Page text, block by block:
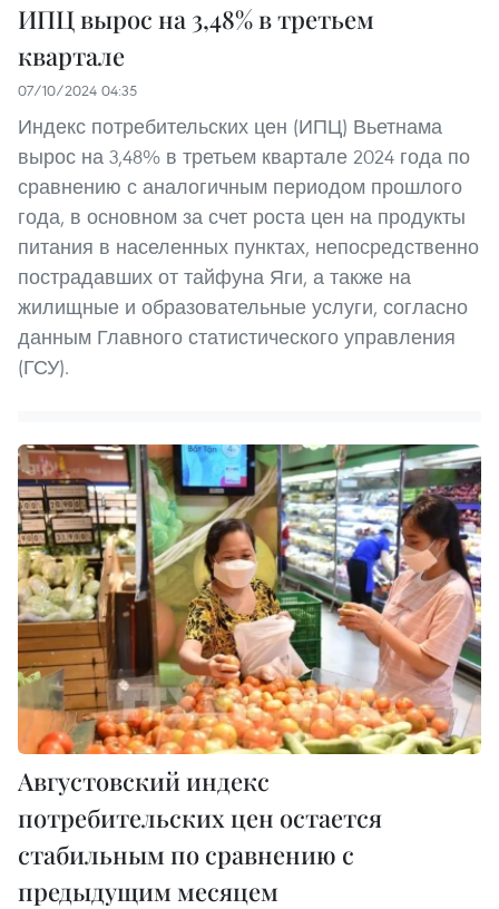
ИПЦ вырос на 3,48% в третьем
квартале
07/10/2024 04:35
Индекс потребительских цен (ИПЦ) Вьетнама
вырос на 3,48% в третьем квартале 2024 года по
сравнению с аналогичным периодом прошлого
года, в основном за счет роста цен на продукты
питания в населенных пунктах, непосредственно
пострадавших от тайфуна Яги, а также на
жилищные и образовательные услуги, согласно
данным Главного статистического управления
(ГСУ).
Августовский индекс
потребительских цен остается
стабильным по сравнению с
предыдущим месяцем